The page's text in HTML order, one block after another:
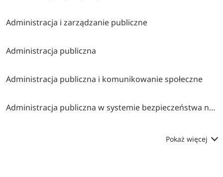
Administracja i zarządzanie publiczne
Administracja publiczna
Administracja publiczna i komunikowanie społeczne
Administracja publiczna w systemie bezpieczeństwa narodowego
Pokaż więcej